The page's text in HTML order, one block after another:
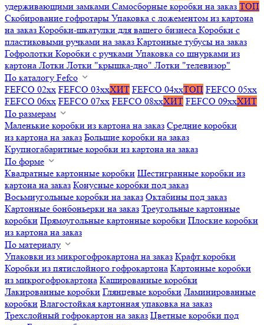
удерживающими замками Самосборные коробки на заказ ТОП
Скобирование гофротары Упаковка с ложементом из картона
на заказ Коробки-шкатулки для вашего бизнеса Коробки с
пластиковыми ручками на заказ Картонные тубусы на заказ
Гофролотки Коробки с ручками Упаковка со шнурками из
картона Лотки Лотки "крышка-дно" Лотки "телевизор"
По каталогу Fefco
FEFCO 02xx FEFCO 03xxХИТ FEFCO 04xxТОП FEFCO 05xx
FEFCO 06xx FEFCO 07xx FEFCO 08xxХИТ FEFCO 09xxХИТ
По размерам
Маленькие коробки из картона на заказ Средние коробки
из картона на заказ Большие коробки на заказ
Крупногабаритные коробки из картона на заказ
По форме
Квадратные картонные коробки Шестигранные коробки из
картона на заказ Конусные коробки под заказ
Восьмиугольные коробки на заказ Октабины под заказ
Картонные бонбоньерки на заказ Треугольные картонные
коробки Прямоугольные картонные коробки Плоские коробки
из картона на заказ
По материалу
Упаковки из микрогофрокартона на заказ Крафт коробки
Коробки из пятислойного гофрокартона Картонные коробки
из микрогофрокартона Кашированные коробки
Лакированные коробки Глянцевые коробки Ламинированные
коробки Влагостойкая картонная упаковка на заказ
Трехслойный гофрокартон на заказ Цветные коробки под